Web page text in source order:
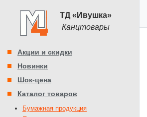
ТД «Ивушка»
Канцтовары
Акции и скидки
Новинки
Шок-цена
Каталог товаров
Бумажная продукция